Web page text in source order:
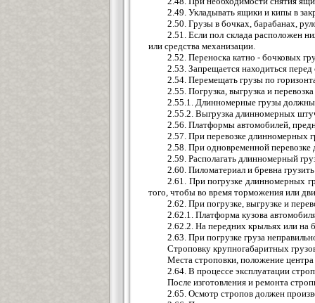
2.49. Укладывать ящики и кипы в
2.50. Грузы в бочках, барабанах,
2.51. Если пол склада расположен
или средства механизации.
2.52. Переноска катно - бочковых
2.53. Запрещается находиться
2.54. Перемещать грузы по
2.55. Погрузка, выгрузка и
2.55.1. Длинномерные грузы должны
2.55.2. Выгрузка длинномерных
2.56. Платформы автомобилей,
2.57. При перевозке длинномерных
2.58. При одновременной перевозке
2.59. Располагать длинномерный
2.60. Пиломатериал и бревна
2.61. При погрузке длинномерных
того, чтобы во время торможения или
2.62. При погрузке, выгрузке и
2.62.1. Платформа кузова
2.62.2. На передних крыльях или на
2.63. При погрузке груза
Строповку крупногабаритных
Места строповки, положение
2.64. В процессе эксплуатации
После изготовления и ремонта
2.65. Осмотр стропов должен